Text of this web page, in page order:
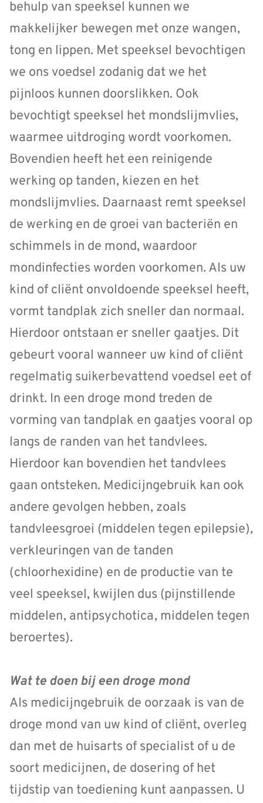
behulp van speeksel kunnen we
makkelijker bewegen met onze wangen,
tong en lippen. Met speeksel bevochtigen
we ons voedsel zodanig dat we het
pijnloos kunnen doorslikken. Ook
bevochtigt speeksel het mondslijmvlies,
waarmee uitdroging wordt voorkomen.
Bovendien heeft het een reinigende
werking op tanden, kiezen en het
mondslijmvlies. Daarnaast remt speeksel
de werking en de groei van bacteriën en
schimmels in de mond, waardoor
mondinfecties worden voorkomen. Als uw
kind of cliënt onvoldoende speeksel heeft,
vormt tandplak zich sneller dan normaal.
Hierdoor ontstaan er sneller gaatjes. Dit
gebeurt vooral wanneer uw kind of cliënt
regelmatig suikerbevattend voedsel eet of
drinkt. In een droge mond treden de
vorming van tandplak en gaatjes vooral op
langs de randen van het tandvlees.
Hierdoor kan bovendien het tandvlees
gaan ontsteken. Medicijngebruik kan ook
andere gevolgen hebben, zoals
tandvleesgroei (middelen tegen epilepsie),
verkleuringen van de tanden
(chloorhexidine) en de productie van te
veel speeksel, kwijlen dus (pijnstillende
middelen, antipsychotica, middelen tegen
beroertes).
Wat te doen bij een droge mond
AIs medicijngebruik de oorzaak is van de
droge mond van uw kind of cliënt, overleg
dan met de huisarts of specialist of u de
soort medicijnen, de dosering of het
tijdstip van toediening kunt aanpassen. U